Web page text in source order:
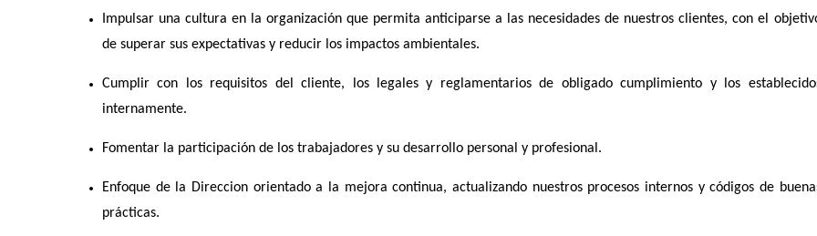
Impulsar una cultura en la organización que permita anticiparse a las necesidades de nuestros clientes, con el
de superar sus expectativas y reducir los impactos ambientales.
Cumplir con los requisitos del cliente, los legales y reglamentarios de obligado cumplimiento y los
internamente.
Fomentar la participación de los trabajadores y su desarrollo personal y profesional.
Enfoque de la Direccion orientado a la mejora continua, actualizando nuestros procesos internos y códigos de
prácticas.